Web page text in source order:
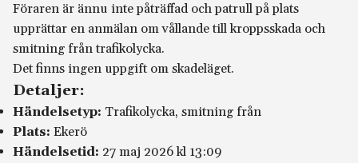
Föraren är ännu inte påträffad och patrull på plats
upprättar en anmälan om vållande till kroppsskada och
smitning från trafikolycka.
Det finns ingen uppgift om skadeläget.
Detaljer:
Händelsetyp: Trafikolycka, smitning från
Plats: Ekerö
Händelsetid: 27 maj 2026 kl 13:09